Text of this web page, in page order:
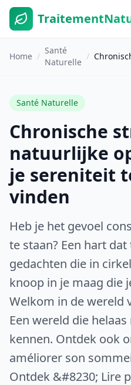
Home /
Santé
Naturelle
/
Santé Naturelle
Chronische
natuurlijke
je sereniteit
vinden
Heb je het gevoel
te staan? Een hart
gedachten die in
knoop in je maag die
Welkom in de wereld
Een wereld die
kennen. Ontdek ook
améliorer son
Ontdek &#8230; Lire